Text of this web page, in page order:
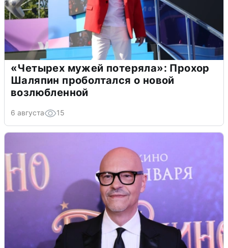
«Четырех мужей потеряла»: Прохор
Шаляпин проболтался о новой
возлюбленной
6 августа 15